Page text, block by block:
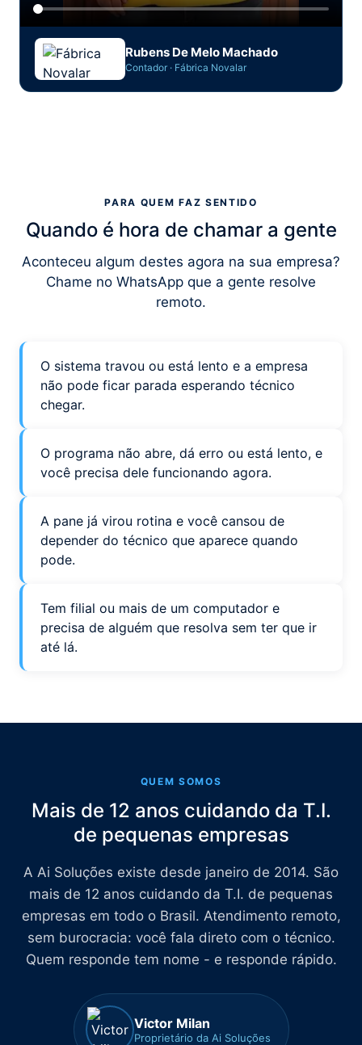
Rubens De Melo Machado
Contador · Fábrica Novalar
PARA QUEM FAZ SENTIDO
Quando é hora de chamar a gente
Aconteceu algum destes agora na sua empresa?
Chame no WhatsApp que a gente resolve
remoto.
O sistema travou ou está lento e a empresa
não pode ficar parada esperando técnico
chegar.
O programa não abre, dá erro ou está lento, e
você precisa dele funcionando agora.
A pane já virou rotina e você cansou de
depender do técnico que aparece quando
pode.
Tem filial ou mais de um computador e
precisa de alguém que resolva sem ter que ir
até lá.
QUEM SOMOS
Mais de 12 anos cuidando da T.I.
de pequenas empresas
A Ai Soluções existe desde janeiro de 2014. São
mais de 12 anos cuidando da T.I. de pequenas
empresas em todo o Brasil. Atendimento remoto,
sem burocracia: você fala direto com o técnico.
Quem responde tem nome - e responde rápido.
Victor Milan
Proprietário da Ai Soluções